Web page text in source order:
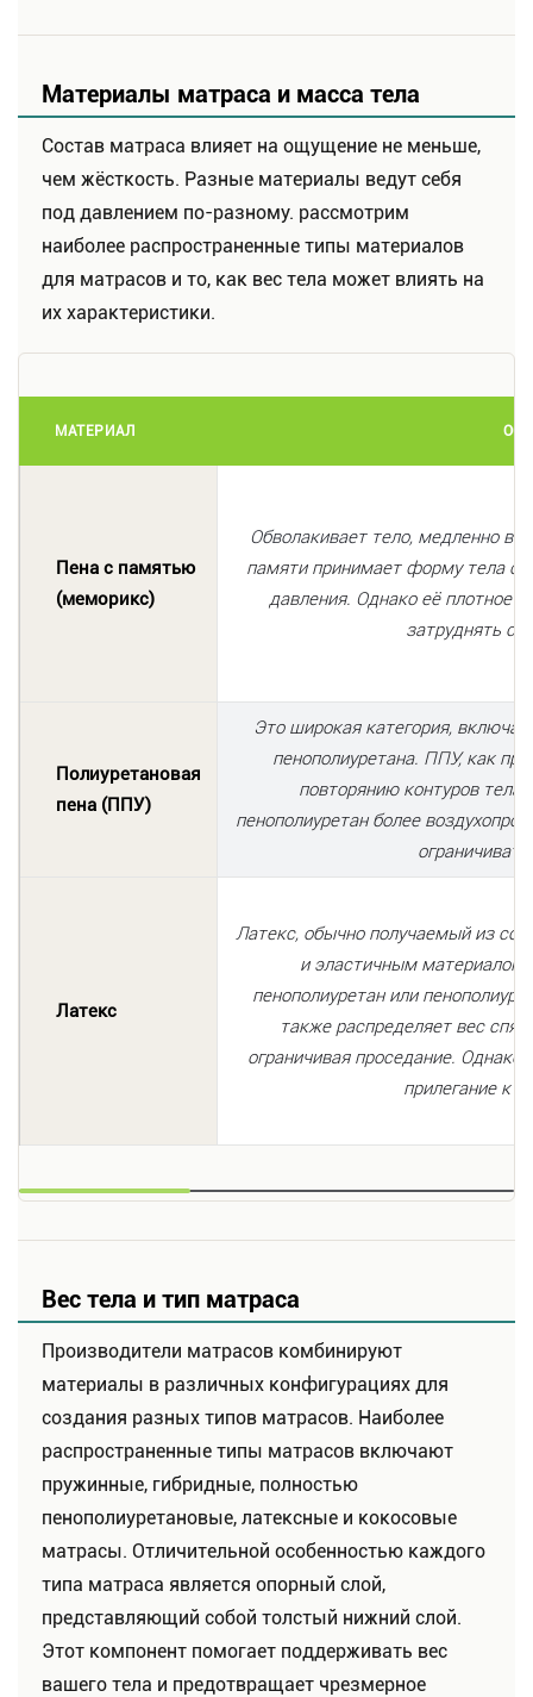
Материалы матраса и масса тела
Состав матраса влияет на ощущение не меньше,
чем жёсткость. Разные материалы ведут себя
под давлением по-разному. рассмотрим
наиболее распространенные типы материалов
для матрасов и то, как вес тела может влиять на
их характеристики.
МАТЕРИАЛ
Пена с памятью
(меморикс)
Обволакивает тело, медленно
памяти принимает форму тела
давления. Однако её плотное
затруднять
Полиуретановая
пена (ППУ)
Это широкая категория,
пенополиуретана. ППУ, как
повторянию контуров
пенополиуретан более
Латекс
Латекс, обычно получаемый из
и эластичным материалом.
пенополиуретан или
также распределяет вес
ограничивая проседание.
прилегание к
Вес тела и тип матраса
Производители матрасов комбинируют
материалы в различных конфигурациях для
создания разных типов матрасов. Наиболее
распространенные типы матрасов включают
пружинные, гибридные, полностью
пенополиуретановые, латексные и кокосовые
матрасы. Отличительной особенностью каждого
типа матраса является опорный слой,
представляющий собой толстый нижний слой.
Этот компонент помогает поддерживать вес
вашего тела и предотвращает чрезмерное